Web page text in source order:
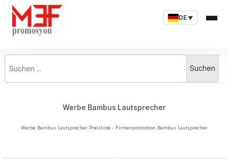
DE ▼
Suchen ...
Suchen
Werbe Bambus Lautsprecher
Werbe Bambus Lautsprecher Preisliste - Firmenpromotion Bambus Lautsprecher